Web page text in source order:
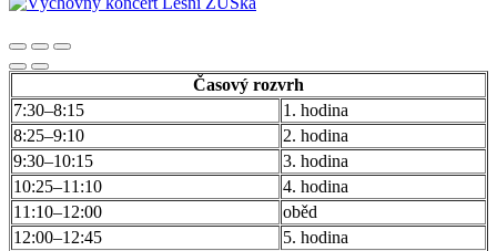
Časový rozvrh
7:30–8:15
1. hodina
8:25–9:10
2. hodina
9:30–10:15
3. hodina
10:25–11:10
4. hodina
11:10–12:00
oběd
12:00–12:45
5. hodina